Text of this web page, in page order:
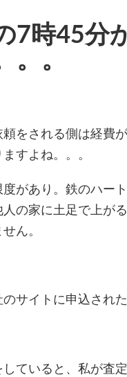
7時45分
。。
をされる側は経費
すよね。。。
があり。鉄のハー
の家に土足で上が
ん。
サイトに申込された
ていると、私が査